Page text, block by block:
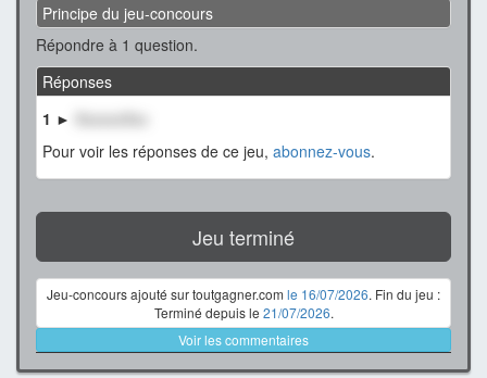
Principe du jeu-concours
Répondre à 1 question.
Réponses
1 ►
XxxxxxXxx
Pour voir les réponses de ce jeu, abonnez-vous.
Jeu terminé
Jeu-concours ajouté sur toutgagner.com le 16/07/2026. Fin du jeu :
Terminé depuis le 21/07/2026.
Voir les commentaires